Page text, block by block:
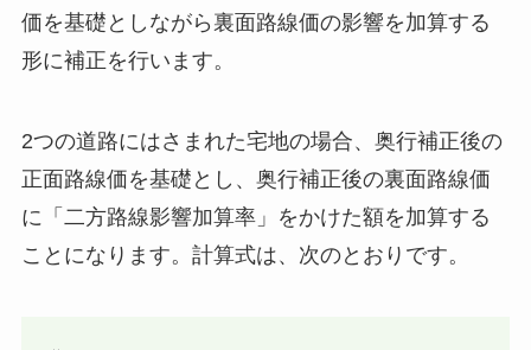
価を基礎としながら裏面路線価の影響を加算する
形に補正を行います。
2つの道路にはさまれた宅地の場合、奥行補正後の
正面路線価を基礎とし、奥行補正後の裏面路線価
に「二方路線影響加算率」をかけた額を加算する
ことになります。計算式は、次のとおりです。